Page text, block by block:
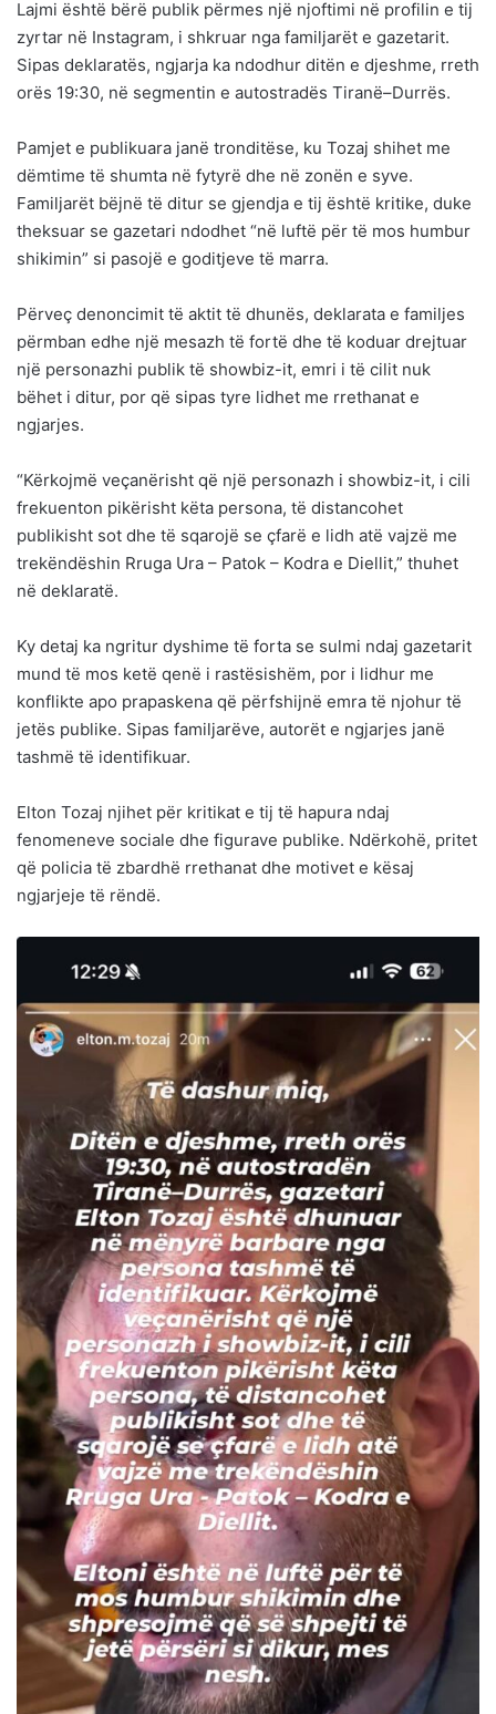
Lajmi është bërë publik përmes një njoftimi në profilin e tij
zyrtar në Instagram, i shkruar nga familjarët e gazetarit.
Sipas deklaratës, ngjarja ka ndodhur ditën e djeshme, rreth
orës 19:30, në segmentin e autostradës Tiranë–Durrës.
Pamjet e publikuara janë tronditëse, ku Tozaj shihet me
dëmtime të shumta në fytyrë dhe në zonën e syve.
Familjarët bëjnë të ditur se gjendja e tij është kritike, duke
theksuar se gazetari ndodhet “në luftë për të mos humbur
shikimin” si pasojë e goditjeve të marra.
Përveç denoncimit të aktit të dhunës, deklarata e familjes
përmban edhe një mesazh të fortë dhe të koduar drejtuar
një personazhi publik të showbiz-it, emri i të cilit nuk
bëhet i ditur, por që sipas tyre lidhet me rrethanat e
ngjarjes.
“Kërkojmë veçanërisht që një personazh i showbiz-it, i cili
frekuenton pikërisht këta persona, të distancohet
publikisht sot dhe të sqarojë se çfarë e lidh atë vajzë me
trekëndëshin Rruga Ura – Patok – Kodra e Diellit,” thuhet
në deklaratë.
Ky detaj ka ngritur dyshime të forta se sulmi ndaj gazetarit
mund të mos ketë qenë i rastësishëm, por i lidhur me
konflikte apo prapaskena që përfshijnë emra të njohur të
jetës publike. Sipas familjarëve, autorët e ngjarjes janë
tashmë të identifikuar.
Elton Tozaj njihet për kritikat e tij të hapura ndaj
fenomeneve sociale dhe figurave publike. Ndërkohë, pritet
që policia të zbardhë rrethanat dhe motivet e kësaj
ngjarjeje të rëndë.